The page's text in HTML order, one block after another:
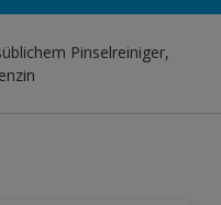
Pinselreiniger,